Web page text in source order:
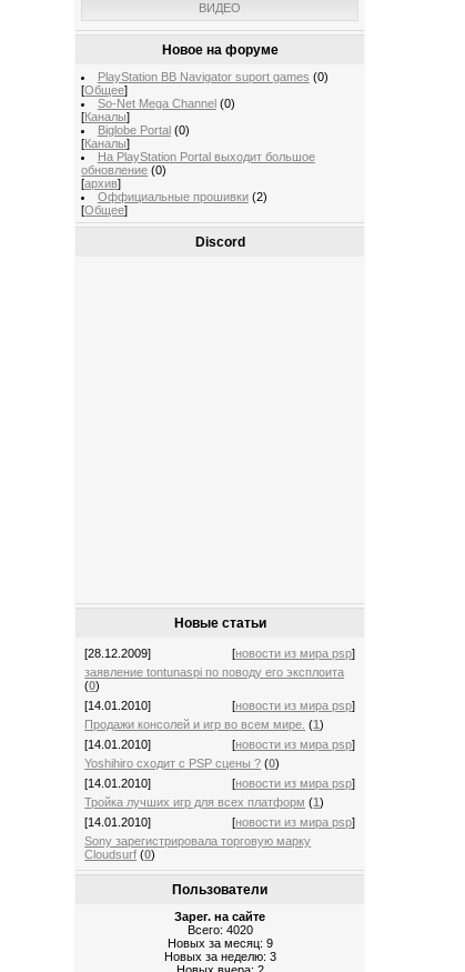
ВИДЕО
Новое на форуме
PlayStation BB Navigator suport games (0)
[Общее]
So-Net Mega Channel (0)
[Каналы]
Biglobe Portal (0)
[Каналы]
На PlayStation Portal выходит большое
обновление (0)
[архив]
Оффициальные прошивки (2)
[Общее]
Discord
Новые статьи
[28.12.2009] [новости из мира psp]
заявление tontunaspi по поводу его эксплоита
(0)
[14.01.2010]
[новости из мира psp]
Продажи консолей и игр во всем мире. (1)
[14.01.2010]
[новости из мира psp]
Yoshihiro сходит с PSP сцены ? (0)
[14.01.2010]
[новости из мира psp]
Тройка лучших игр для всех платформ (1)
[14.01.2010]
[новости из мира psp]
Sony зарегистрировала торговую марку
Cloudsurf (0)
Пользователи
Зарег. на сайте
Всего: 4020
Новых за месяц: 9
Новых за неделю: 3